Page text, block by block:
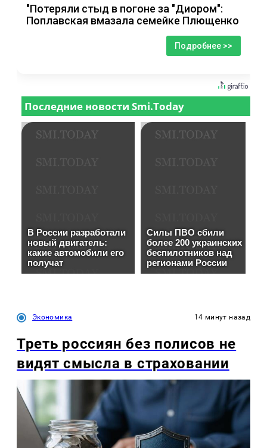
"Потеряли стыд в погоне за "Диором":
Поплавская вмазала семейке Плющенко
Подробнее >>
Экономика 14 минут назад
Треть россиян без полисов не
видят смысла в страховании